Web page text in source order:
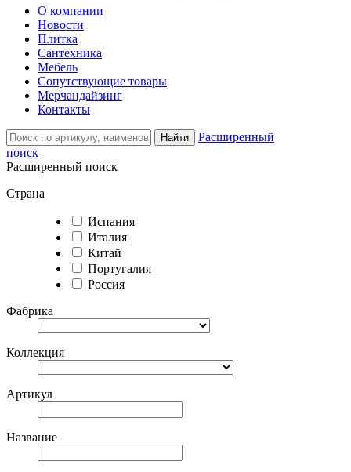
О компании
Новости
Плитка
Сантехника
Мебель
Сопутствующие товары
Мерчандайзинг
Контакты
Найти
Расширенный
поиск
Расширенный поиск
Страна
Испания
Италия
Китай
Португалия
Россия
Фабрика
Коллекция
Артикул
Название